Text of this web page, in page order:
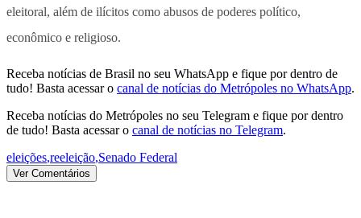
eleitoral, além de ilícitos como abusos de poderes político,
econômico e religioso.
Receba notícias de Brasil no seu WhatsApp e fique por dentro de
tudo! Basta acessar o canal de notícias do Metrópoles no WhatsApp.
Receba notícias do Metrópoles no seu Telegram e fique por dentro
de tudo! Basta acessar o canal de notícias no Telegram.
eleições,reeleição,Senado Federal
Ver Comentários